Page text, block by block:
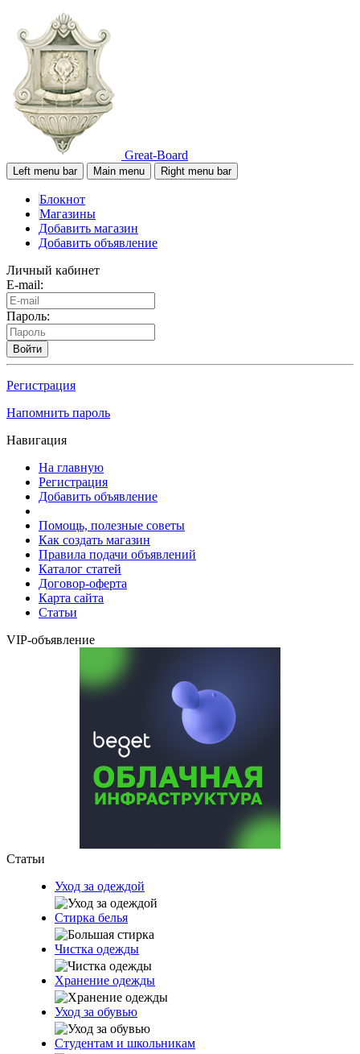
Great-Board
Left menu bar Main menu Right menu bar
Блокнот
Магазины
Добавить магазин
Добавить объявление
Личный кабинет
E-mail:
Пароль:
Войти
Регистрация
Напомнить пароль
Навигация
На главную
Регистрация
Добавить объявление
Помощь, полезные советы
Как создать магазин
Правила подачи объявлений
Каталог статей
Договор-оферта
Карта сайта
Статьи
VIP-объявление
Статьи
Уход за одеждой
Стирка белья
Чистка одежды
Хранение одежды
Уход за обувью
Студентам и школьникам